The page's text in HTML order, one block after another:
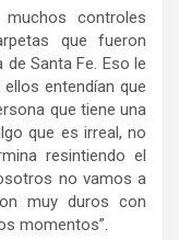
controles
que fueron
Santa Fe. Eso le
entendían que
que tiene una
que es irreal, no
resintiendo el
no vamos a
muy duros con
momentos”.